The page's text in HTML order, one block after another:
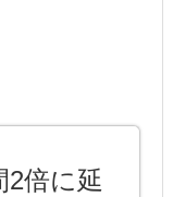
2倍に延